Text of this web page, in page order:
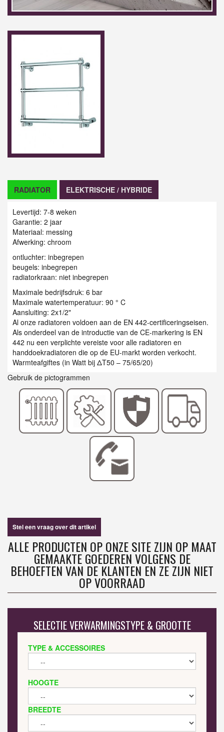
RADIATOR ELEKTRISCHE / HYBRIDE
Levertijd: 7-8 weken
Garantie: 2 jaar
Materiaal: messing
Afwerking: chroom
ontluchter: inbegrepen
beugels: inbegrepen
radiatorkraan: niet inbegrepen
Maximale bedrijfsdruk: 6 bar
Maximale watertemperatuur: 90 ° C
Aansluiting: 2x1/2"
Al onze radiatoren voldoen aan de EN 442-certificeringseisen.
Als onderdeel van de introductie van de CE-markering is EN
442 nu een verplichte vereiste voor alle radiatoren en
handdoekradiatoren die op de EU-markt worden verkocht.
Warmteafgiftes (in Watt bij ΔT50 – 75/65/20)
Gebruik de pictogrammen
Stel een vraag over dit artikel
ALLE PRODUCTEN OP ONZE SITE ZIJN OP MAAT
GEMAAKTE GOEDEREN VOLGENS DE
BEHOEFTEN VAN DE KLANTEN EN ZE ZIJN NIET
OP VOORRAAD
SELECTIE VERWARMINGSTYPE & GROOTTE
TYPE & ACCESSOIRES
HOOGTE
BREEDTE